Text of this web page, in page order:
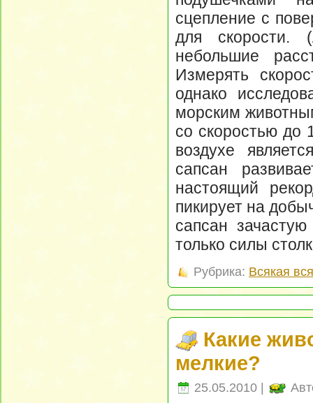
сцепление с
для скорости.
небольшие
Измерять
однако
морским
со скоростью
воздухе
сапсан
настоящий
пикирует на
сапсан
только силы
Рубрика: Всякая
Какие
мелкие?
25.05.2010 |